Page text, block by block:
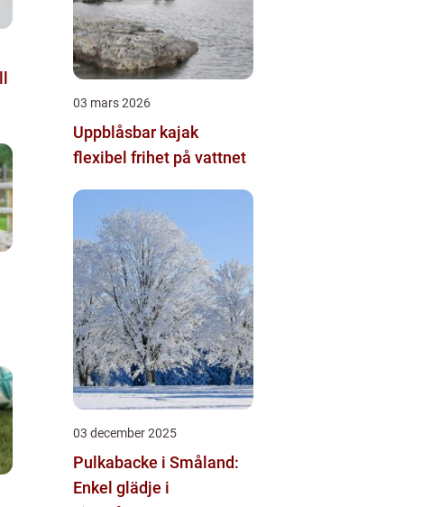
03 mars 2026
Uppblåsbar kajak
flexibel frihet på vattnet
03 december 2025
Pulkabacke i Småland:
Enkel glädje i